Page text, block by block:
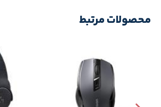
مدل TYX-0658
دارای سه سرعت مختلف قابل تنظیم
محصولات مرتبط